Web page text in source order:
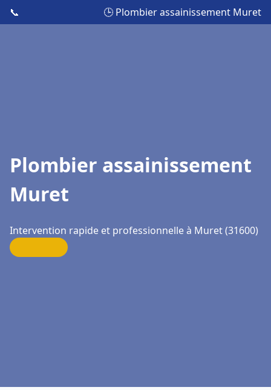
📞 🕒 Plombier assainissement Muret
Plombier assainissement
Muret
Intervention rapide et professionnelle à Muret (31600)